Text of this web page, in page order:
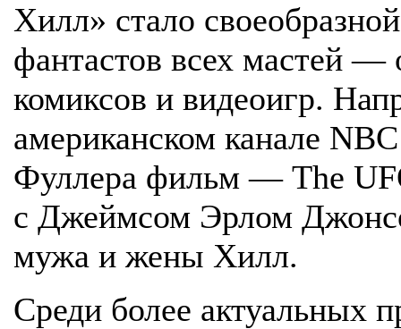
Хилл» стало
фантастов всех мастей —
комиксов и видеоигр.
американском канале
Фуллера фильм — The
с Джеймсом Эрлом
мужа и жены Хилл.
Среди более актуальных